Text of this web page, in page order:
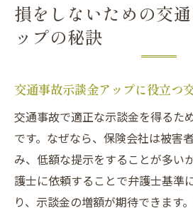
損をしないための交
ップの秘訣
交通事故示談金アップに役立つ
交通事故で適正な示談金を得るた
です。なぜなら、保険会社は被害
み、低額な提示をすることが多い
護士に依頼することで弁護士基準
り、示談金の増額が期待できます